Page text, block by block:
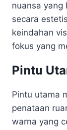
nuansa yang
secara
keindahan
fokus yang
Pintu
Pintu utama
penataan
warna yang